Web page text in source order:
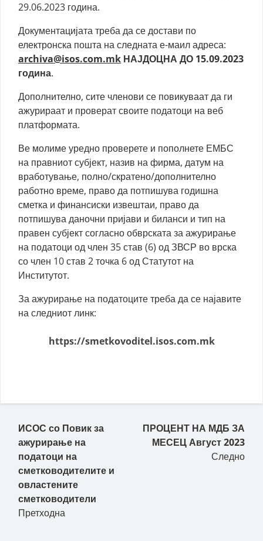
29.06.2023 година.
Документацијата треба да се достави по
електронска пошта на следната е-маил адреса:
archiva@isos.com.mk НАЈДОЦНА ДО 15.09.2023
година.
Дополнително, сите членови се повикуваат да ги
ажурираат и проверат своите податоци на веб
платформата.
Ве молиме уредно проверете и пополнете ЕМБС
на правниот субјект, назив на фирма, датум на
вработување, полно/скратено/дополнително
работно време, право да потпишува годишна
сметка и финансиски извештаи, право да
потпишува даночни пријави и биланси и тип на
правен субјект согласно обврската за ажурирање
на податоци од член 35 став (6) од ЗВСР во врска
со член 10 став 2 точка 6 од Статутот на
Институтот.
За ажурирање на податоците треба да се најавите
на следниот линк:
https://smetkovoditel.isos.com.mk
Пост навигација
ИСОС со Повик за
ажурирање на
податоци на
сметководителите и
овластените
сметководители
Претходна
ПРОЦЕНТ НА МДБ ЗА
МЕСЕЦ Август 2023
Следно